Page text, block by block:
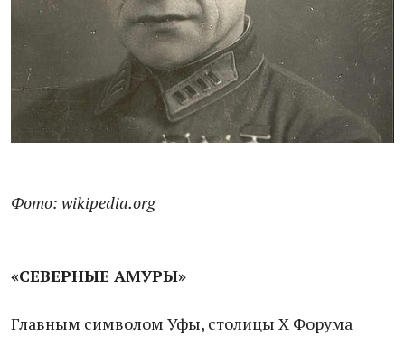
Фото: wikipedia.org
«СЕВЕРНЫЕ АМУРЫ»
Главным символом Уфы, столицы X Форума